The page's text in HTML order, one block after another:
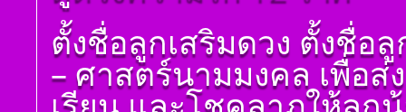
การนำเอาดวง ๘ ราศี
จักรมาเพื่อพยากรณ์
โ ห ร า ส า ด (ฉบับ
เรียนรู้โดยไม่ต้องถาม)
โดย สอ้าน นาคเพชร
ดูดวงราศีเมษ
ดูดวงราศีพฤษภ
ดูดวง ราศีเมถุน
ดูดวง ราศีกรกฎ
ตั้งชื่อลูกเสริมดวง ตั้งชื่อ
– ศาสตร์นามมงคล เพื่อส่